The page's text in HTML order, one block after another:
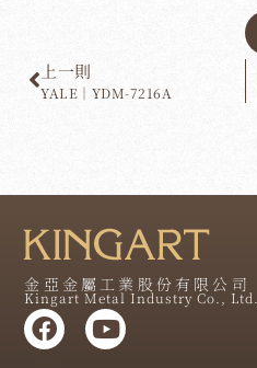
上一則
YALE｜YDM-7216A
金亞金屬工業股份有限公司
Kingart Metal Industry Co., Ltd.,